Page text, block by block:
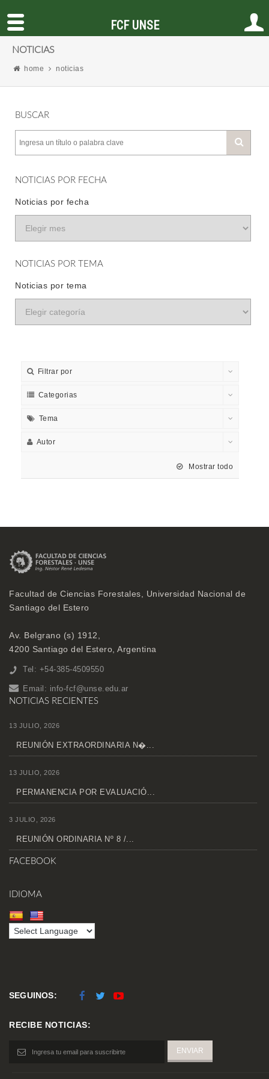
NOTICIAS
home noticias
BUSCAR
NOTICIAS POR FECHA
Noticias por fecha
NOTICIAS POR TEMA
Noticias por tema
Filtrar por
Categorias
Tema
Autor
Mostrar todo
Facultad de Ciencias Forestales, Universidad Nacional de
Santiago del Estero
Av. Belgrano (s) 1912,
4200 Santiago del Estero, Argentina
Tel: +54-385-4509550
Email: info-fcf@unse.edu.ar
NOTICIAS RECIENTES
13 JULIO, 2026
REUNIÓN EXTRAORDINARIA N�...
13 JULIO, 2026
PERMANENCIA POR EVALUACIÓ...
3 JULIO, 2026
REUNIÓN ORDINARIA Nº 8 /...
FACEBOOK
IDIOMA
SEGUINOS:
RECIBE NOTICIAS:
FCF UNSE